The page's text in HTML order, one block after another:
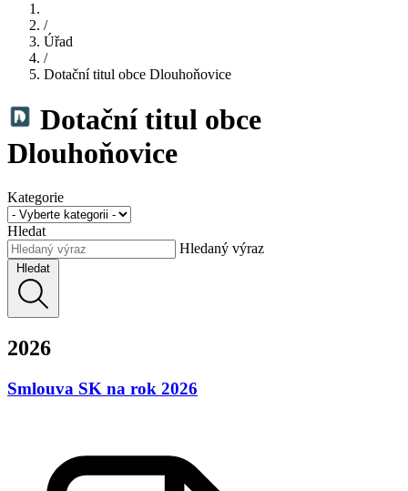
/
Úřad
/
Dotační titul obce Dlouhoňovice
Dotační titul obce
Dlouhoňovice
Kategorie
Hledat
Hledaný výraz
Hledat
2026
Smlouva SK na rok 2026